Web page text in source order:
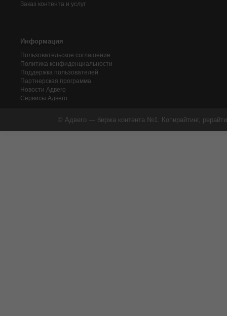
Заказ контента и услуг
Информация
Пользовательское соглашение
Политика конфиденциальности
Поддержка пользователей
Партнерская программа
Новости Адвего
Сервисы Адвего
© Адвего — биржа контента №1. Копирайтинг,